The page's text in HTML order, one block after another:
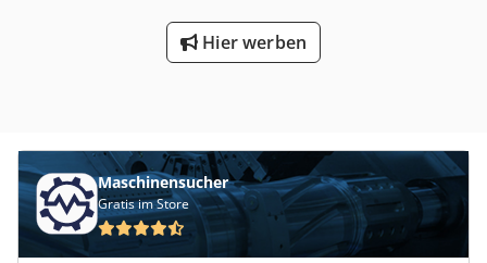
Hier werben
Maschinensucher
Gratis im Store